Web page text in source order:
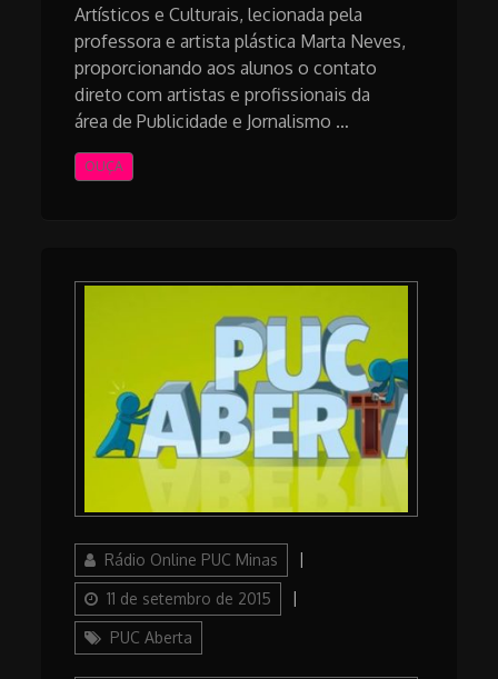
Artísticos e Culturais, lecionada pela
professora e artista plástica Marta Neves,
proporcionando aos alunos o contato
direto com artistas e profissionais da
área de Publicidade e Jornalismo …
OUÇA
AuthorRádio Online PUC Minas
11 de setembro de 2015
PUC Aberta